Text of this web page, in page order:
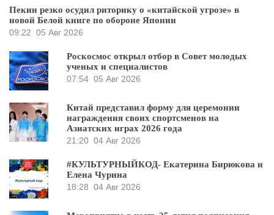
Пекин резко осудил риторику о «китайской угрозе» в
новой Белой книге по обороне Японии
09:22 05 Авг 2026
Роскосмос открыл отбор в Совет молодых
ученых и специалистов
07:54 05 Авг 2026
Китай представил форму для церемонии
награждения своих спортсменов на
Азиатских играх 2026 года
21:20 04 Авг 2026
#КУЛЬТУРНЫЙКОД- Екатерина Бирюкова и
Елена Чурина
18:28 04 Авг 2026